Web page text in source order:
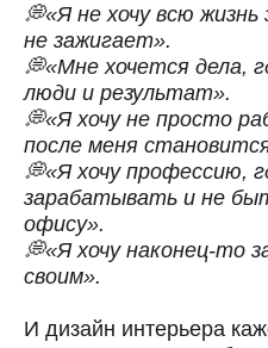
💭«Я не хочу всю
не зажигает».
💭«Мне хочется дела,
люди и результат».
💭«Я хочу не просто
после меня
💭«Я хочу профессию,
зарабатывать и не
офису».
💭«Я хочу наконец-то
своим».
И дизайн интерьера